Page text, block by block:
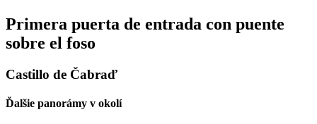
Primera puerta de entrada con puente
sobre el foso
Castillo de Čabraď
Ďalšie panorámy v okolí